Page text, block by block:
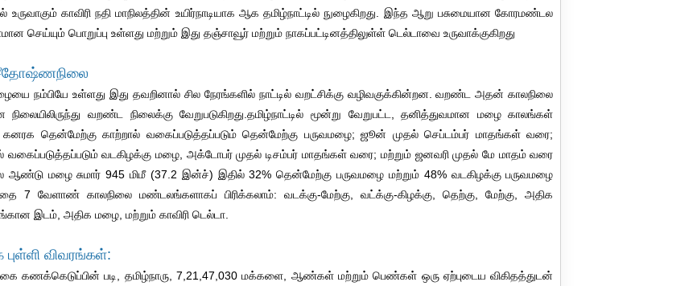
உருவாகும் காவிரி நதி மாநிலத்தின் உயிர்நாடியாக ஆக தமிழ்நாட்டில் நுழைகிறது. இந்த ஆறு பசுமையான கோரமண்டல
செய்யும் பொறுப்பு உள்ளது மற்றும் இது தஞ்சாவூர் மற்றும் நாகப்பட்டினத்திலுள்ள் டெல்டாவை உருவாக்குகிறது
சீதோஷ்ணநிலை
நம்பியே உள்ளது இது தவறினால் சில நேரங்களில் நாட்டில் வறட்சிக்கு வழிவகுக்கின்றன. வறண்ட அதன் காலநிலை
வறண்ட நிலைக்கு வேறுபடுகிறது.தமிழ்நாட்டில் மூன்று வேறுபட்ட, தனித்துவமான மழை காலங்கள்
தென்மேற்கு காற்றால் வகைப்படுத்தப்படும் தென்மேற்கு பருவமழை; ஜூன் முதல் செப்டம்பர் மாதங்கள் வரை;
வகைப்படுத்தப்படும் வடகிழக்கு மழை, அக்டோபர் முதல் டிசம்பர் மாதங்கள் வரை; மற்றும் ஜனவரி முதல் மே மாதம் வரை
ஆண்டு மழை சுமார் 945 மிமீ (37.2 இன்ச்) இதில் 32% தென்மேற்கு பருவமழை மற்றும் 48% வடகிழக்கு பருவமழை
7 வேளாண் காலநிலை மண்டலங்களாகப் பிரிக்கலாம்: வடக்கு-மேற்கு, வட்க்கு-கிழக்கு, தெற்கு, மேற்கு, அதிக
இடம், அதிக மழை, மற்றும் காவிரி டெல்டா.
விவரங்கள்:
கணக்கெடுப்பின் படி, தமிழ்நாரு, 7,21,47,030 மக்களை, ஆண்கள் மற்றும் பெண்கள் ஒரு ஏற்புடைய விகிதத்துடன்